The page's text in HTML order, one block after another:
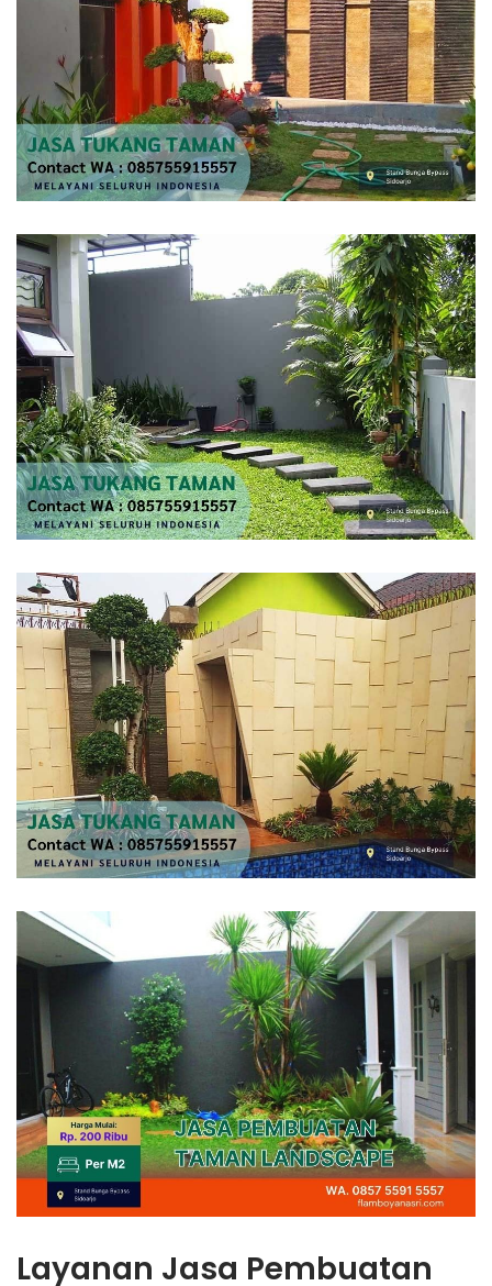
Layanan Jasa Pembuatan